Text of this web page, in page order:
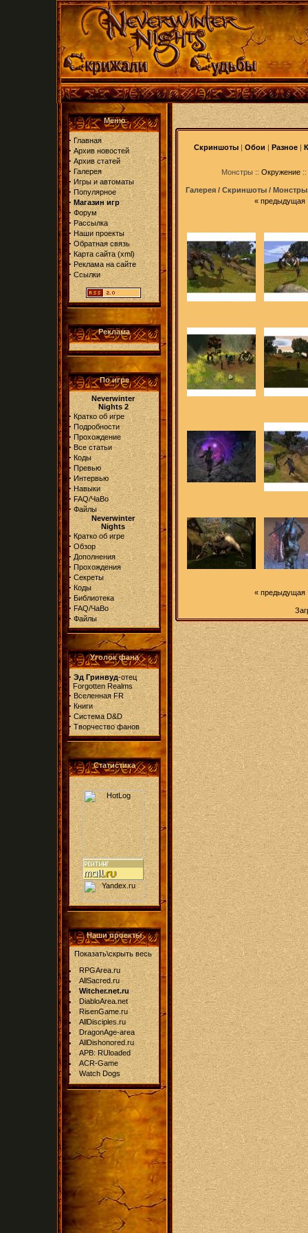
Меню
· Главная
· Архив новостей
· Архив статей
· Галерея
· Игры и автоматы
· Популярное
· Магазин игр
· Форум
· Рассылка
· Наши проекты
· Обратная связь
· Карта сайта(xml)
· Реклама на сайте
· Ссылки
Реклама
По игре
Neverwinter
Nights 2
· Кратко об игре
· Подробности
· Прохождение
· Все статьи
· Коды
· Превью
· Интервью
· Навыки
· FAQ/ЧаВо
· Файлы
Neverwinter
Nights
· Кратко об игре
· Обзор
· Дополнения
· Прохождения
· Секреты
· Коды
· Библиотека
· FAQ/ЧаВо
· Файлы
Уголок фана
· Эд Гринвуд-отец
Forgotten Realms
· Вселенная FR
· Книги
· Система D&D
· Творчество фанов
Статистика
Наши проекты
Показать\скрыть весь
RPGArea.ru
AllSacred.ru
Witcher.net.ru
DiabloArea.net
RisenGame.ru
AllDisciples.ru
DragonAge-area
AllDishonored.ru
APB: RUloaded
ACR-Game
Watch Dogs
Скриншоты | Обои | Разное |
Монстры :: Окружение ::
Галерея / Скриншоты / Монстры
«предыдущая
«предыдущая